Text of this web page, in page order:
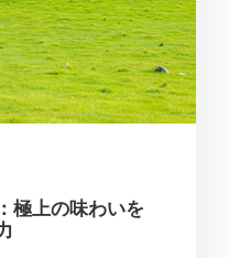
極上の味わいを